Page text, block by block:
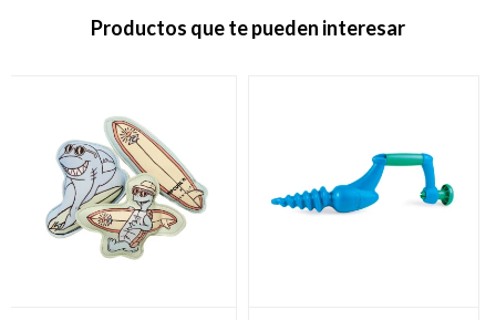
Productos que te pueden interesar